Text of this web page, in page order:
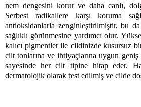
nem dengesini korur ve daha canlı,
Serbest radikallere karşı koruma
antioksidanlarla zenginleştirilmiştir, bu
sağlıklı görünmesine yardımcı olur.
kalıcı pigmentler ile cildinizde kusursuz bir
cilt tonlarına ve ihtiyaçlarına uygun
sayesinde her cilt tipine hitap eder.
dermatolojik olarak test edilmiş ve cilde